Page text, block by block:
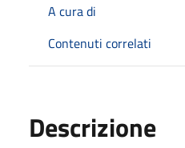
A cura di
Contenuti correlati
Descrizione